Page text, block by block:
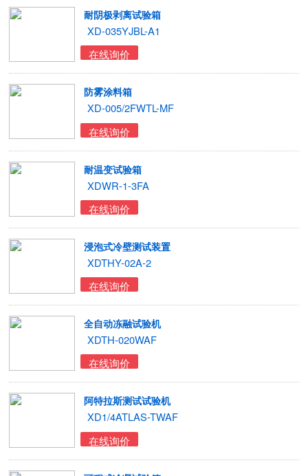
耐阴极剥离试验箱
XD-035YJBL-A1
在线询价
防雾涂料箱
XD-005/2FWTL-MF
在线询价
耐温变试验箱
XDWR-1-3FA
在线询价
浸泡式冷壁测试装置
XDTHY-02A-2
在线询价
全自动冻融试验机
XDTH-020WAF
在线询价
阿特拉斯测试试验机
XD1/4ATLAS-TWAF
在线询价